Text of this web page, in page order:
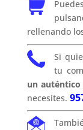
rellenando
Si
tu
un
necesites.